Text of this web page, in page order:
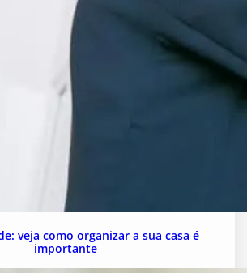
veja como organizar a sua casa é
importante